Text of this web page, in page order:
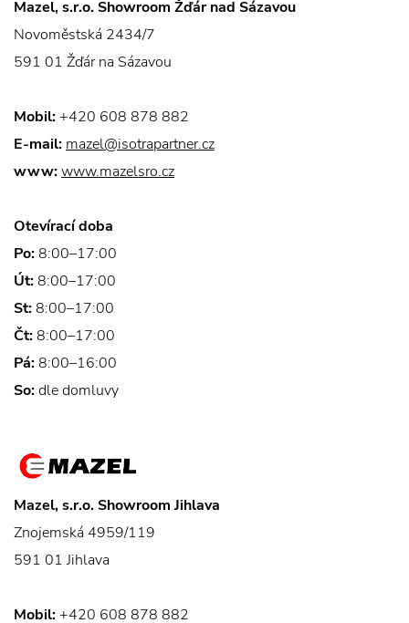
Mazel, s.r.o. Showroom Žďár nad Sázavou
Novoměstská 2434/7
591 01 Žďár na Sázavou
Mobil: +420 608 878 882
E-mail: mazel@isotrapartner.cz
www:www.mazelsro.cz
Otevírací doba
Po:8:00–17:00
Út:8:00–17:00
St:8:00–17:00
Čt:8:00–17:00
Pá:8:00–16:00
So:dle domluvy
Mazel, s.r.o. Showroom Jihlava
Znojemská 4959/119
591 01 Jihlava
Mobil: +420 608 878 882